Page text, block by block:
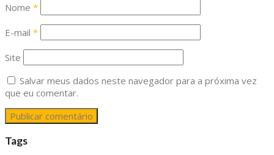
Nome *
E-mail *
Site
Salvar meus dados neste navegador para a próxima vez
que eu comentar.
Tags